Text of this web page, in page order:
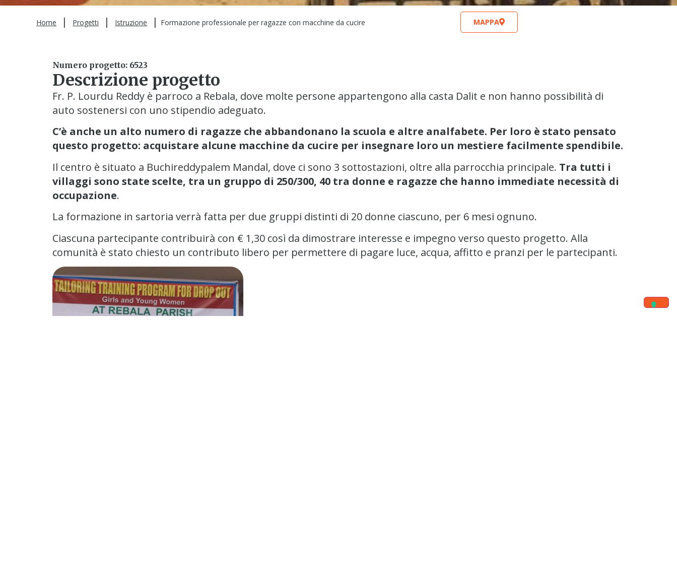
Home | Progetti | Istruzione | Formazione professionale per ragazze con macchine da cucire MAPPA
Numero progetto: 6523
Descrizione progetto
Fr. P. Lourdu Reddy è parroco a Rebala, dove molte persone appartengono alla casta Dalit e non hanno possibilità di
auto sostenersi con uno stipendio adeguato.
C’è anche un alto numero di ragazze che abbandonano la scuola e altre analfabete. Per loro è stato pensato
questo progetto: acquistare alcune macchine da cucire per insegnare loro un mestiere facilmente spendibile.
Il centro è situato a Buchireddypalem Mandal, dove ci sono 3 sottostazioni, oltre alla parrocchia principale. Tra tutti i
villaggi sono state scelte, tra un gruppo di 250/300, 40 tra donne e ragazze che hanno immediate necessità di
occupazione.
La formazione in sartoria verrà fatta per due gruppi distinti di 20 donne ciascuno, per 6 mesi ognuno.
Ciascuna partecipante contribuirà con € 1,30 così da dimostrare interesse e impegno verso questo progetto. Alla
comunità è stato chiesto un contributo libero per permettere di pagare luce, acqua, affitto e pranzi per le partecipanti.